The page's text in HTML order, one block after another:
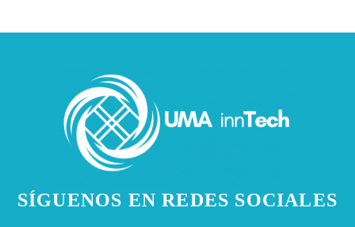
SÍGUENOS EN REDES SOCIALES